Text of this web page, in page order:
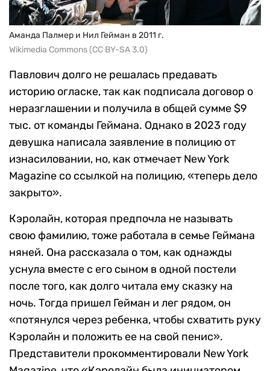
Аманда Палмер и Нил Гейман в 2011 г.
Wikimedia Commons (CC BY-SA 3.0)
Павлович долго не решалась предавать
историю огласке, так как подписала договор о
неразглашении и получила в общей сумме $9
тыс. от команды Геймана. Однако в 2023 году
девушка написала заявление в полицию от
изнасиловании, но, как отмечает New York
Magazine со ссылкой на полицию, «теперь дело
закрыто».
Кэролайн, которая предпочла не называть
свою фамилию, тоже работала в семье Геймана
няней. Она рассказала о том, как однажды
уснула вместе с его сыном в одной постели
после того, как долго читала ему сказку на
ночь. Тогда пришел Гейман и лег рядом, он
«потянулся через ребенка, чтобы схватить руку
Кэролайн и положить ее на свой пенис».
Представители прокомментировали New York